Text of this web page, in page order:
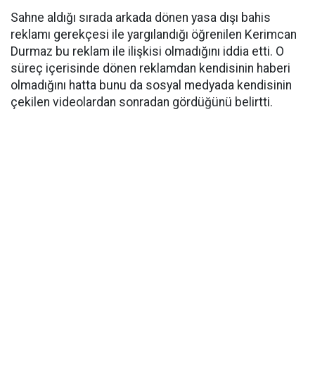
Sahne aldığı sırada arkada dönen yasa dışı bahis
reklamı gerekçesi ile yargılandığı öğrenilen Kerimcan
Durmaz bu reklam ile ilişkisi olmadığını iddia etti. O
süreç içerisinde dönen reklamdan kendisinin haberi
olmadığını hatta bunu da sosyal medyada kendisinin
çekilen videolardan sonradan gördüğünü belirtti.